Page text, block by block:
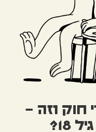
טוב לכולם.
חוק וזה –